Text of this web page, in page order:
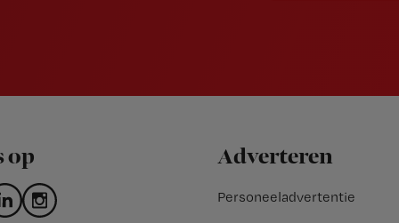
op Adverteren
Personeeladvertentie